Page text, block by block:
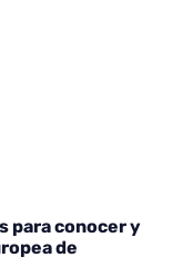
para conocer y
de